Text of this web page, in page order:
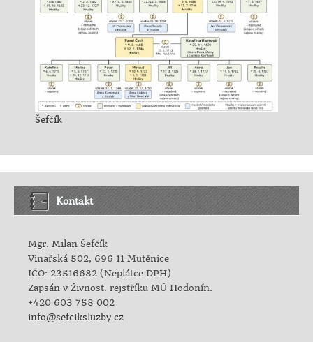
Šefčík
Kontakt
Mgr. Milan Šefčík
Vinařská 502, 696 11 Mutěnice
IČO: 23516682 (Neplátce DPH)
Zapsán v Živnost. rejstříku MÚ Hodonín.
+420 603 758 002
info@sefciksluzby.cz